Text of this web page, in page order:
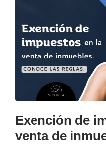
Exención de
venta de